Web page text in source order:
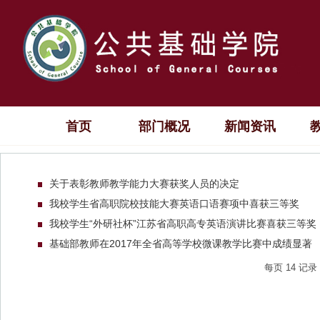
首页 部门概况 新闻资讯
关于表彰教师教学能力大赛获奖人员的决定
我校学生省高职院校技能大赛英语口语赛项中喜获三等奖
我校学生“外研社杯”江苏省高职高专英语演讲比赛喜获三等奖
基础部教师在2017年全省高等学校微课教学比赛中成绩显著
每页 14 记录